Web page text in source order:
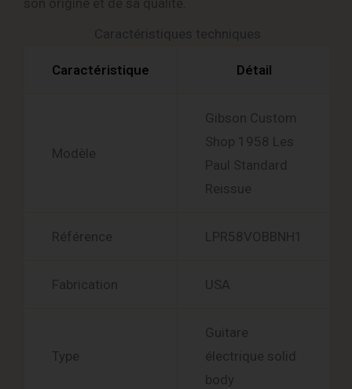
Caractéristique Détail
Modèle
Gibson Custom
Shop 1958 Les
Paul Standard
Reissue
Référence LPR58VOBBNH1
Fabrication USA
Type
Guitare
électrique solid
body